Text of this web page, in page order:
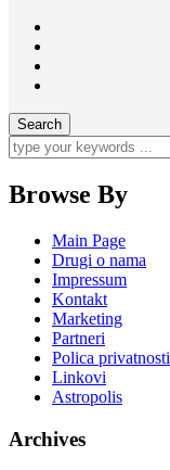
Browse By
Main Page
Drugi o nama
Impressum
Kontakt
Marketing
Partneri
Polica privatnosti
Linkovi
Astropolis
Archives